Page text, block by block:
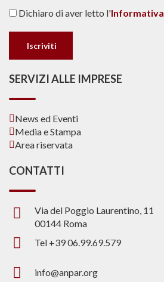
Dichiaro di aver letto l'Informativa
SERVIZI ALLE IMPRESE
News ed Eventi
Media e Stampa
Area riservata
CONTATTI
Via del Poggio Laurentino, 11
00144 Roma
Tel +39 06.99.69.579
info@anpar.org